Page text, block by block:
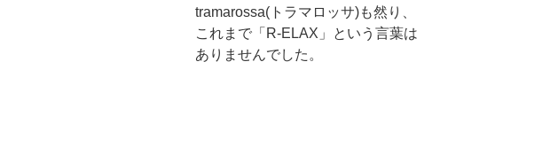
tramarossa(トラマロッサ)も然り、
これまで「R-ELAX」という言葉は
ありませんでした。